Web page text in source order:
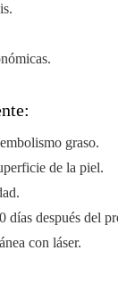
graso.
de la piel.
días después del
con láser.